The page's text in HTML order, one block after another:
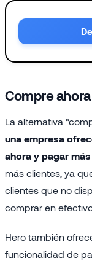
Compre
La alternativa
una empresa
ahora y pagar
más clientes, ya
clientes que no
comprar en
Hero también
funcionalidad de